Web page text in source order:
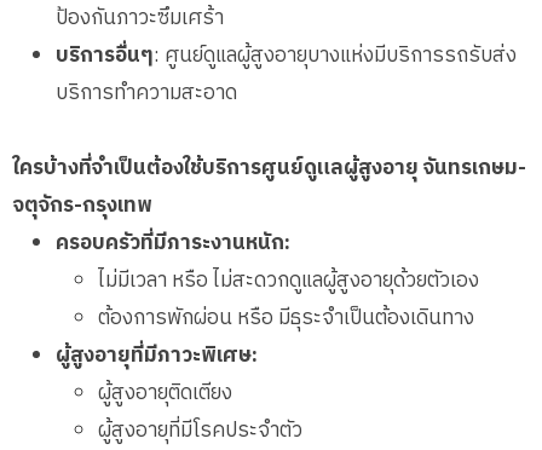
ป้องกันภาวะซึมเศร้า
บริการอื่นๆ: ศูนย์ดูแลผู้สูงอายุบางแห่งมีบริการรถรับส่ง
บริการทำความสะอาด
ใครบ้างที่จำเป็นต้องใช้บริการศูนย์ดูแลผู้สูงอายุ จันทรเกษม-
จตุจักร-กรุงเทพ
ครอบครัวที่มีภาระงานหนัก:
ไม่มีเวลา หรือ ไม่สะดวกดูแลผู้สูงอายุด้วยตัวเอง
ต้องการพักผ่อน หรือ มีธุระจำเป็นต้องเดินทาง
ผู้สูงอายุที่มีภาวะพิเศษ:
ผู้สูงอายุติดเตียง
ผู้สูงอายุที่มีโรคประจำตัว